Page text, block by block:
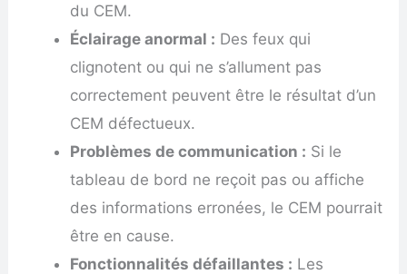
du CEM.
Éclairage anormal : Des feux qui
clignotent ou qui ne s’allument pas
correctement peuvent être le résultat d’un
CEM défectueux.
Problèmes de communication : Si le
tableau de bord ne reçoit pas ou affiche
des informations erronées, le CEM pourrait
être en cause.
Fonctionnalités défaillantes : Les